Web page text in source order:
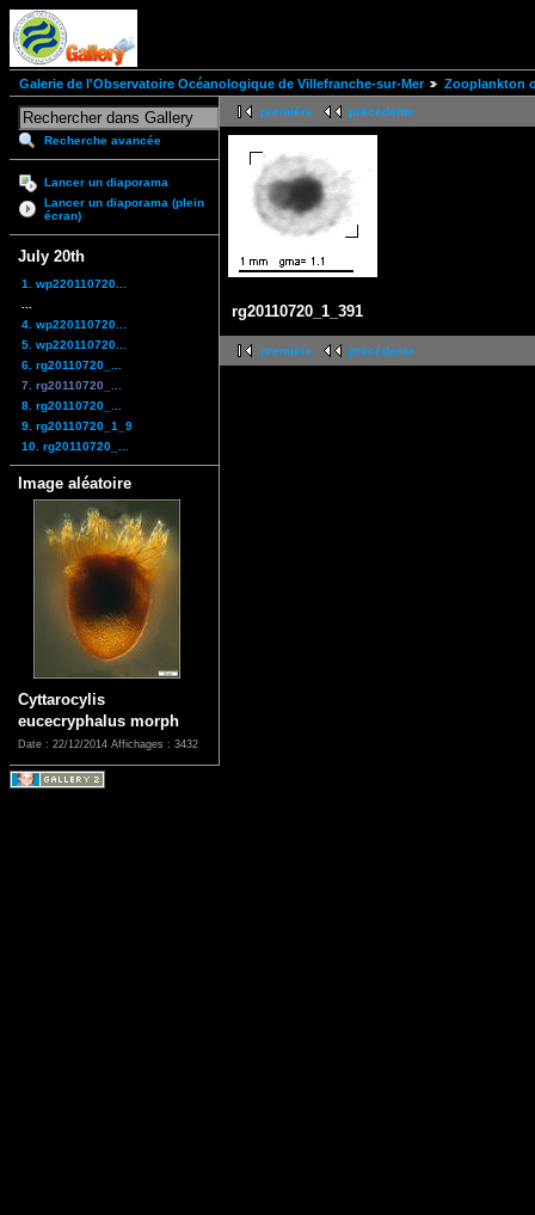
Galerie de l'Observatoire Océanologique de Villefranche-sur-Mer Zooplankton
Recherche avancée
Lancer un diaporama
Lancer un diaporama (plein
écran)
July 20th
1. wp220110720...
4. wp220110720...
5. wp220110720...
6. rg20110720_...
7. rg20110720_...
8. rg20110720_...
9. rg20110720_1_9
10. rg20110720_...
Image aléatoire
Cyttarocylis
eucecryphalus morph
Date : 22/12/2014 Affichages : 3432
première précédente
rg20110720_1_391
première précédente